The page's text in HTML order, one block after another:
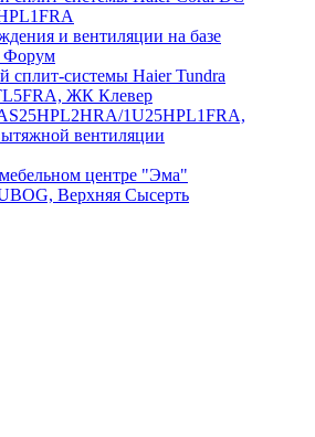
и вентиляции на базе
Форум
сплит-системы Haier Tundra
ЖК Клевер
1U25HPL1FRA,
вентиляции
центре "Эма"
Верхняя Сысерть